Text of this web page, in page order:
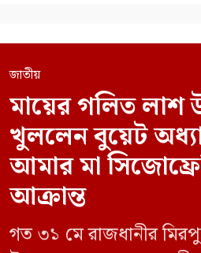
জাতীয়
মায়ের গলিত লাশ
খুললেন বুয়েট
আমার মা
আক্রান্ত
গত ৩১ মে রাজধানীর